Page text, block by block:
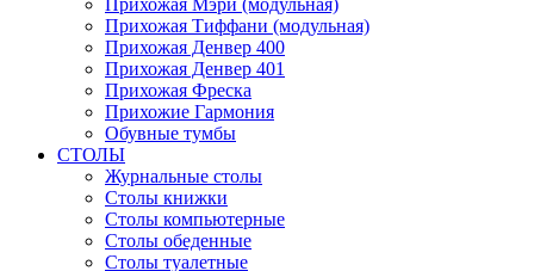
Прихожая Мэри (модульная)
Прихожая Тиффани (модульная)
Прихожая Денвер 400
Прихожая Денвер 401
Прихожая Фреска
Прихожие Гармония
Обувные тумбы
СТОЛЫ
Журнальные столы
Столы книжки
Столы компьютерные
Столы обеденные
Столы туалетные